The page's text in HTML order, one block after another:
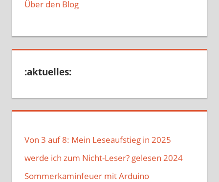
Über den Blog
:aktuelles:
Von 3 auf 8: Mein Leseaufstieg in 2025
werde ich zum Nicht-Leser? gelesen 2024
Sommerkaminfeuer mit Arduino